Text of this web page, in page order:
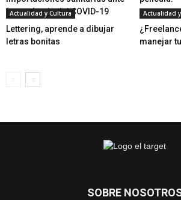
la pandemia del COVID-19
Actualidad y Cultura
Lettering, aprende a dibujar
letras bonitas
Actualidad
manejar
SOBRE